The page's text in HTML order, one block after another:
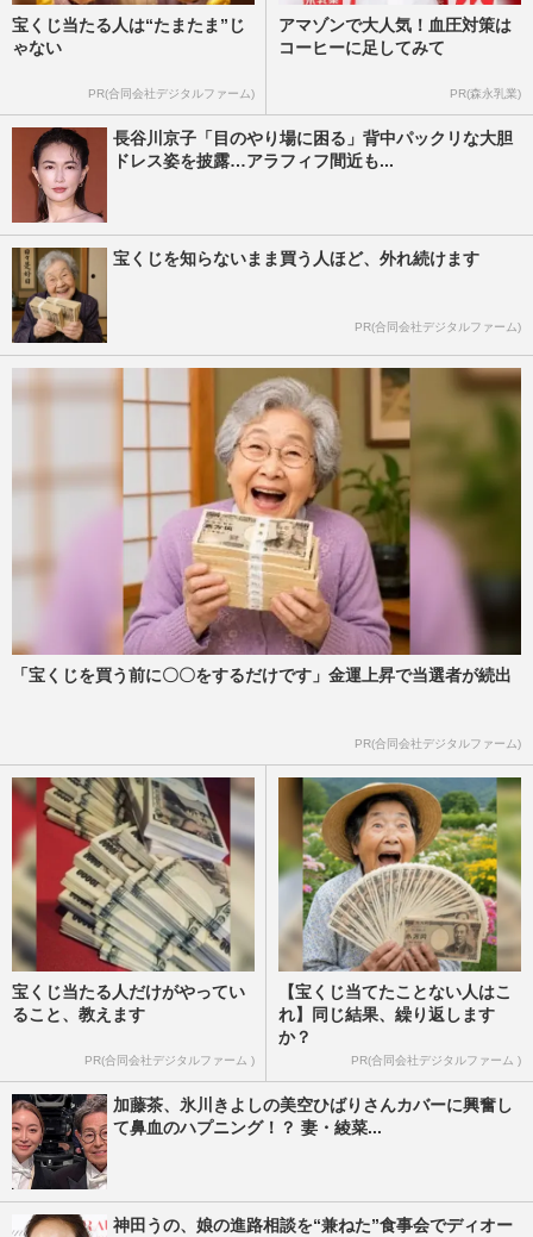
宝くじ当たる人は“たまたま”じ
ゃない
PR(合同会社デジタルファーム)
アマゾンで大人気！血圧対策は
コーヒーに足してみて
PR(森永乳業)
長谷川京子「目のやり場に困る」背中パックリな大胆
ドレス姿を披露…アラフィフ間近も...
宝くじを知らないまま買う人ほど、外れ続けます
PR(合同会社デジタルファーム)
「宝くじを買う前に〇〇をするだけです」金運上昇で当選者が続出
PR(合同会社デジタルファーム)
宝くじ当たる人だけがやってい
ること、教えます
PR(合同会社デジタルファーム )
【宝くじ当てたことない人はこ
れ】同じ結果、繰り返します
か？
PR(合同会社デジタルファーム )
加藤茶、氷川きよしの美空ひばりさんカバーに興奮し
て鼻血のハプニング！？ 妻・綾菜...
神田うの、娘の進路相談を“兼ねた”食事会でディオー